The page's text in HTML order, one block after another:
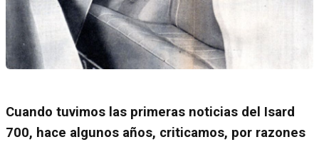
Cuando tuvimos las primeras noticias del Isard
700, hace algunos años, criticamos, por razones